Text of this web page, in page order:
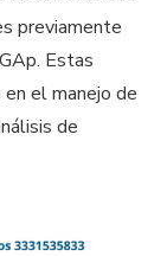
previamente
Estas
el manejo de
de